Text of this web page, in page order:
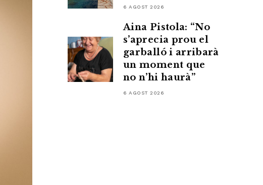
6 AGOST 2026
Aina Pistola: “No
s’aprecia prou el
garballó i arribarà
un moment que
no n’hi haurà”
6 AGOST 2026